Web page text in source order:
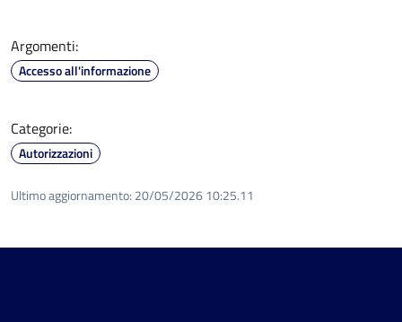
Argomenti:
Accesso all'informazione
Categorie:
Autorizzazioni
Ultimo aggiornamento: 20/05/2026 10:25.11